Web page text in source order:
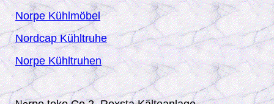
Norpe Kühlmöbel
Nordcap Kühltruhe
Norpe Kühltruhen